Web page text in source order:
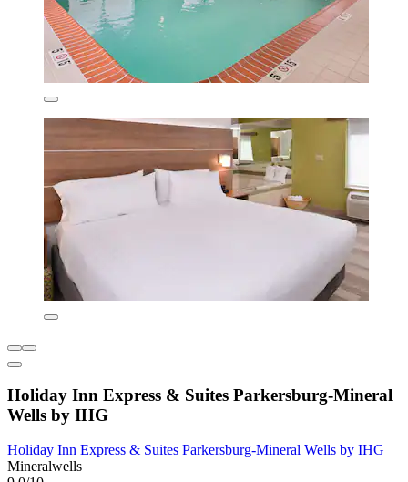
Holiday Inn Express & Suites Parkersburg-Mineral
Wells by IHG
Holiday Inn Express & Suites Parkersburg-Mineral Wells by IHG
Mineralwells